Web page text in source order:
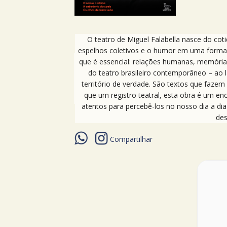
O teatro de Miguel Falabella nasce do
espelhos coletivos e o humor em uma
que é essencial: relações humanas,
do teatro brasileiro contemporâneo – ao
território de verdade. São textos que
que um registro teatral, esta obra é um
atentos para percebê-los no nosso dia a
Compartilhar